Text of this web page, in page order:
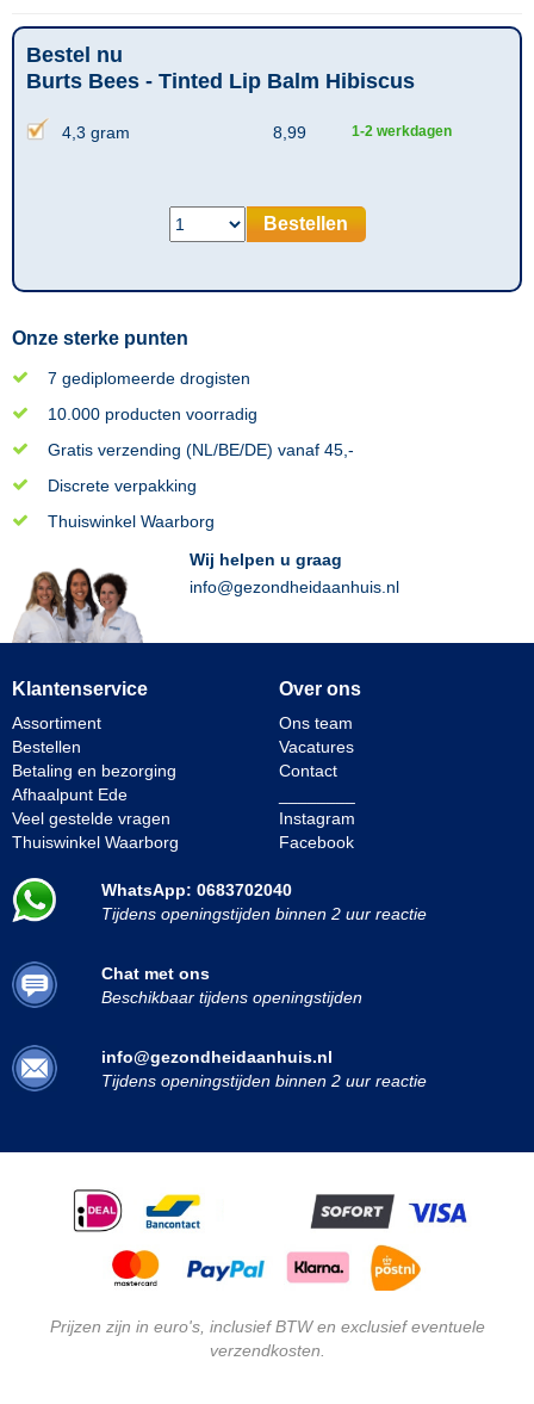
Bestel nu
Burts Bees - Tinted Lip Balm Hibiscus
4,3 gram 8,99 1-2 werkdagen
Bestellen
Onze sterke punten
7 gediplomeerde drogisten
10.000 producten voorradig
Gratis verzending (NL/BE/DE) vanaf 45,-
Discrete verpakking
Thuiswinkel Waarborg
Wij helpen u graag
info@gezondheidaanhuis.nl
Klantenservice
Assortiment
Bestellen
Betaling en bezorging
Afhaalpunt Ede
Veel gestelde vragen
Thuiswinkel Waarborg
Over ons
Ons team
Vacatures
Contact
Instagram
Facebook
WhatsApp: 0683702040
Tijdens openingstijden binnen 2 uur reactie
Chat met ons
Beschikbaar tijdens openingstijden
info@gezondheidaanhuis.nl
Tijdens openingstijden binnen 2 uur reactie
Prijzen zijn in euro's, inclusief BTW en exclusief eventuele
verzendkosten.